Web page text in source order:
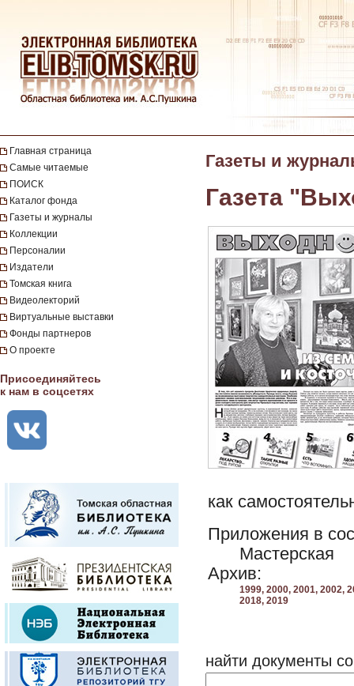
Главная страница
Самые читаемые
ПОИСК
Каталог фонда
Газеты и журналы
Коллекции
Персоналии
Издатели
Томская книга
Видеолекторий
Виртуальные выставки
Фонды партнеров
О проекте
Присоединяйтесь
к нам в соцсетях
Газеты и
Газета
как
Приложения в
Мастерская
Архив:
1999, 2000, 2001, 2002,
2018, 2019
найти документы